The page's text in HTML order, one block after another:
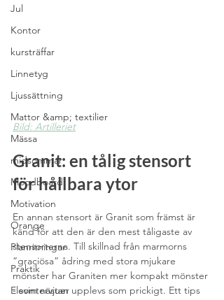
Jul
Kontor
kursträffar
Linnetyg
Ljussättning
Mattor &amp; textilier
Mässa
midsommar
Moodboard
Motivation
Orange
Planritningar
Praktik
Elevintervjuer
Bild: Artilleriet
Granit: en tålig stensort
för hållbara ytor
En annan stensort är Granit som främst är
känd för att den är den mest tåligaste av
stensorterna. Till skillnad från marmorns
”graciösa” ådring med stora mjukare
mönster har Graniten mer kompakt mönster
- som nästan upplevs som prickigt. Ett tips